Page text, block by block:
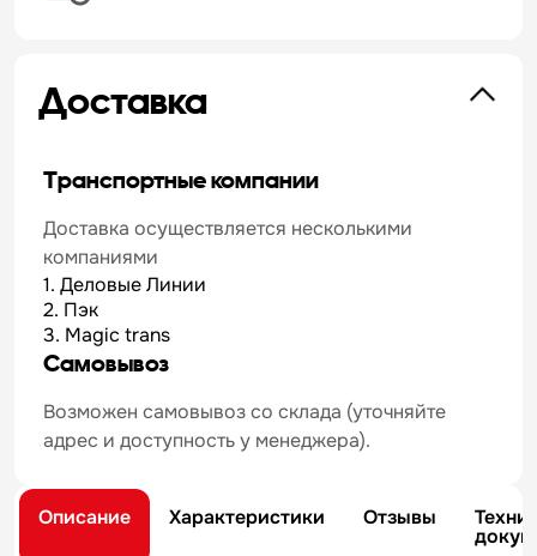
Доставка
Транспортные компании
Доставка осуществляется несколькими
компаниями
1. Деловые Линии
2. Пэк
3. Magic trans
Самовывоз
Возможен самовывоз со склада (уточняйте
адрес и доступность у менеджера).
Описание Характеристики Отзывы